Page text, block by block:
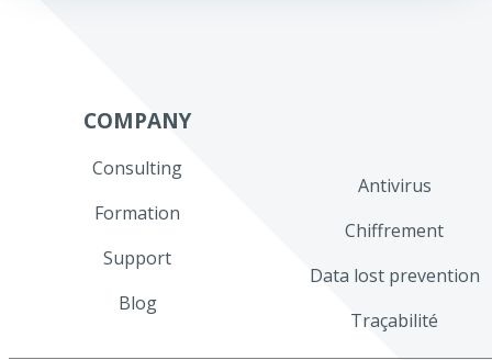
COMPANY
Consulting
Formation
Support
Blog
Antivirus
Chiffrement
Data lost prevention
Traçabilité